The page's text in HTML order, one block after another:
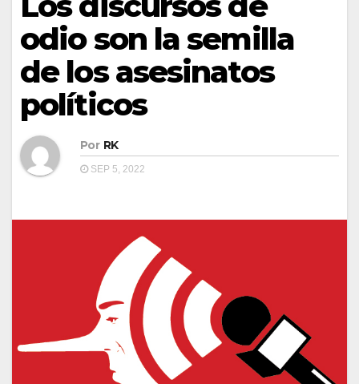
odio son la semilla
de los asesinatos
políticos
Por RK
SEP 5, 2022